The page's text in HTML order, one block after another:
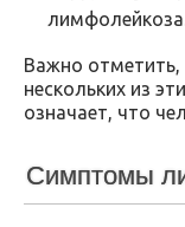
Важно отметить,
нескольких из
означает, что
Симптомы